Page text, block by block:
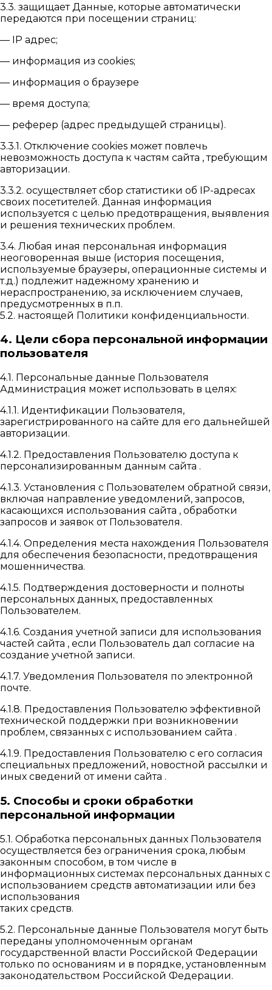
3.3. защищает Данные, которые автоматически
передаются при посещении страниц:
— IP адрес;
— информация из cookies;
— информация о браузере
— время доступа;
— реферер (адрес предыдущей страницы).
3.3.1. Отключение cookies может повлечь
невозможность доступа к частям сайта , требующим
авторизации.
3.3.2. осуществляет сбор статистики об IP-адресах
своих посетителей. Данная информация
используется с целью предотвращения, выявления
и решения технических проблем.
3.4. Любая иная персональная информация
неоговоренная выше (история посещения,
используемые браузеры, операционные системы и
т.д.) подлежит надежному хранению и
нераспространению, за исключением случаев,
предусмотренных в п.п.
5.2. настоящей Политики конфиденциальности.
4. Цели сбора персональной информации
пользователя
4.1. Персональные данные Пользователя
Администрация может использовать в целях:
4.1.1. Идентификации Пользователя,
зарегистрированного на сайте для его дальнейшей
авторизации.
4.1.2. Предоставления Пользователю доступа к
персонализированным данным сайта .
4.1.3. Установления с Пользователем обратной связи,
включая направление уведомлений, запросов,
касающихся использования сайта , обработки
запросов и заявок от Пользователя.
4.1.4. Определения места нахождения Пользователя
для обеспечения безопасности, предотвращения
мошенничества.
4.1.5. Подтверждения достоверности и полноты
персональных данных, предоставленных
Пользователем.
4.1.6. Создания учетной записи для использования
частей сайта , если Пользователь дал согласие на
создание учетной записи.
4.1.7. Уведомления Пользователя по электронной
почте.
4.1.8. Предоставления Пользователю эффективной
технической поддержки при возникновении
проблем, связанных с использованием сайта .
4.1.9. Предоставления Пользователю с его согласия
специальных предложений, новостной рассылки и
иных сведений от имени сайта .
5. Способы и сроки обработки
персональной информации
5.1. Обработка персональных данных Пользователя
осуществляется без ограничения срока, любым
законным способом, в том числе в
информационных системах персональных данных с
использованием средств автоматизации или без
использования
таких средств.
5.2. Персональные данные Пользователя могут быть
переданы уполномоченным органам
государственной власти Российской Федерации
только по основаниям и в порядке, установленным
законодательством Российской Федерации.